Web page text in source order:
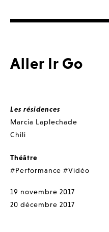
Aller Ir Go
Les résidences
Marcia Laplechade
Chili
Théâtre
#Performance #Vidéo
19 novembre 2017
20 décembre 2017